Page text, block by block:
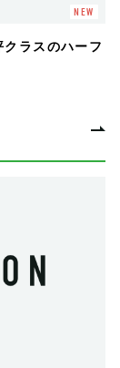
NEW
ラスのハーフ